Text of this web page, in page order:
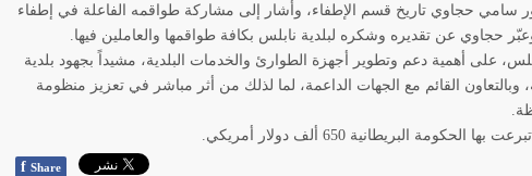
سامي حجاوي تاريخ قسم الإطفاء، وأشار إلى مشاركة طواقمه الفاعلة في إطفاء
على أهمية دعم وتطوير أجهزة الطوارئ والخدمات البلدية، مشيداً بجهود بلدية
وبالتعاون القائم مع الجهات الداعمة، لما لذلك من أثر مباشر في تعزيز منظومة
البريطانية 650 ألف دولار أمريكي
f Share